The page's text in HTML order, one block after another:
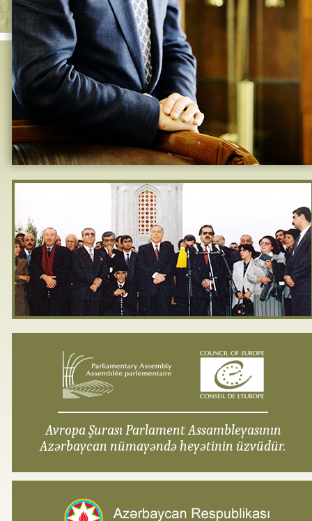
Avropa Şurası Parlament Assambleyasının
Azərbaycan nümayəndə heyətinin üzvüdür.